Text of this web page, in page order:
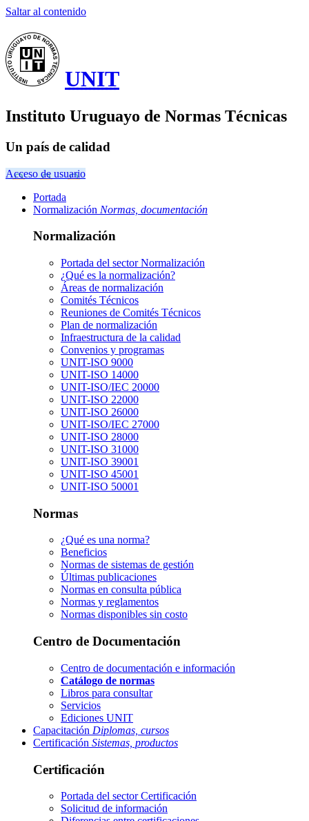
Saltar al contenido
UNIT
Instituto Uruguayo de Normas Técnicas
Un país de calidad
Acceso de usuario
Portada
Normalización Normas, documentación
Normalización
Portada del sectorNormalización
¿Qué es la normalización?
Áreas de normalización
Comités Técnicos
Reuniones de Comités Técnicos
Plan de normalización
Infraestructura de la calidad
Convenios y programas
UNIT-ISO 9000
UNIT-ISO 14000
UNIT-ISO/IEC 20000
UNIT-ISO 22000
UNIT-ISO 26000
UNIT-ISO/IEC 27000
UNIT-ISO 28000
UNIT-ISO 31000
UNIT-ISO 39001
UNIT-ISO 45001
UNIT-ISO 50001
Normas
¿Qué es una norma?
Beneficios
Normas de sistemas de gestión
Últimas publicaciones
Normas en consulta pública
Normas y reglamentos
Normas disponibles sin costo
Centro de Documentación
Centro de documentación e información
Catálogo de normas
Libros para consultar
Servicios
Ediciones UNIT
Capacitación Diplomas, cursos
Certificación Sistemas, productos
Certificación
Portada del sectorCertificación
Solicitud de información